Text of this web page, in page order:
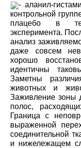
- аланил-
контрольной
плацебо в
эксперимента.
анализ
даже совсем
хорошо
идентичны
Заметны
животных и
Заживление зоны
полос,
Граница с
выраженной
соединительной
и нижележащем